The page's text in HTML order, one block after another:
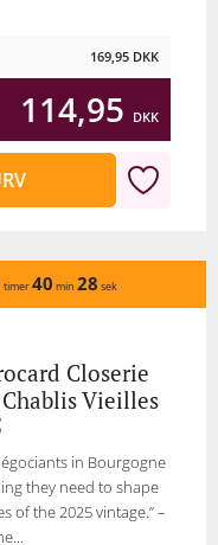
169,95 DKK
114,95 DKK
timer40 min 28 sek
Closerie
Vieilles
in Bourgogne
they need to shape
of the 2025 vintage.” –